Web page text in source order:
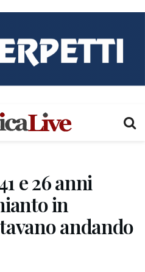
e 26 anni
in
andando